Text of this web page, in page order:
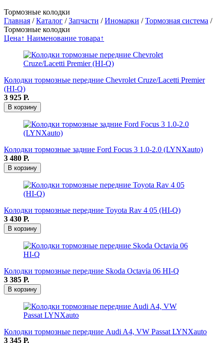
Тормозные колодки
Главная /Каталог /Запчасти /Иномарки /Тормозная система /
Тормозные колодки
Цена↑ Наименование товара↑
Колодки тормозные передние Chevrolet Cruze/Lacetti Premier
(HI-Q)
3 925 Р.
В корзину
Колодки тормозные задние Ford Focus 3 1.0-2.0 (LYNXauto)
3 480 Р.
В корзину
Колодки тормозные передние Toyota Rav 4 05 (HI-Q)
3 430 Р.
В корзину
Колодки тормозные передние Skoda Octavia 06 HI-Q
3 385 Р.
В корзину
Колодки тормозные передние Audi A4, VW Passat LYNXauto
3 345 Р.